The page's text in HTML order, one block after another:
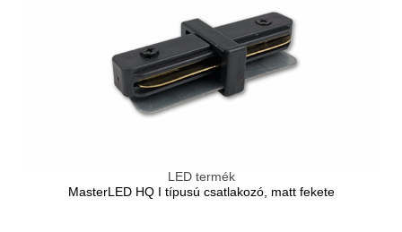
LED termék
MasterLED HQ I típusú csatlakozó, matt fekete